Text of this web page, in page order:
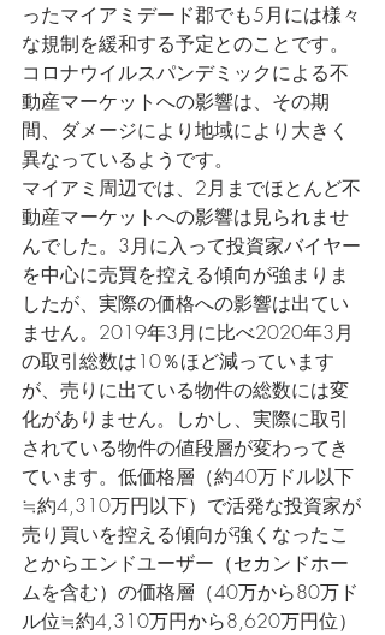
ったマイアミデード郡でも5月には様々
な規制を緩和する予定とのことです。
コロナウイルスパンデミックによる不
動産マーケットへの影響は、その期
間、ダメージにより地域により大きく
異なっているようです。
マイアミ周辺では、2月までほとんど不
動産マーケットへの影響は見られませ
んでした。3月に入って投資家バイヤー
を中心に売買を控える傾向が強まりま
したが、実際の価格への影響は出てい
ません。2019年3月に比べ2020年3月
の取引総数は10％ほど減っています
が、売りに出ている物件の総数には変
化がありません。しかし、実際に取引
されている物件の値段層が変わってき
ています。低価格層（約40万ドル以下
≒約4,310万円以下）で活発な投資家が
売り買いを控える傾向が強くなったこ
とからエンドユーザー（セカンドホー
ムを含む）の価格層（40万から80万ド
ル位≒約4,310万円から8,620万円位）